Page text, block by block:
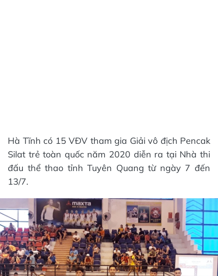
Hà Tĩnh có 15 VĐV tham gia Giải vô địch Pencak
Silat trẻ toàn quốc năm 2020 diễn ra tại Nhà thi
đấu thể thao tỉnh Tuyên Quang từ ngày 7 đến
13/7.